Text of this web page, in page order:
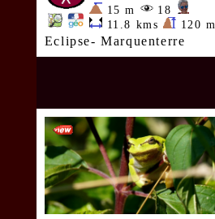
15 m
18
11.8 kms
120 m
Eclipse- Marquenterre